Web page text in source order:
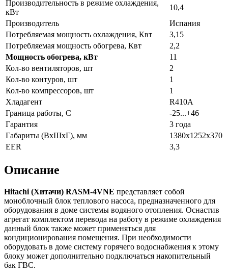
Производительность в режиме охлаждения,
кВт
10,4
Производитель
Испания
Потребляемая мощность охлаждения, Квт
3,15
Потребляемая мощность обогрева, Квт
2,2
Мощность обогрева, кВт
11
Кол-во вентиляторов, шт
2
Кол-во контуров, шт
1
Кол-во компрессоров, шт
1
Хладагент
R410A
Граница работы, С
-25...+46
Гарантия
3 года
Габариты (ВхШхГ), мм
1380х1252х370
EER
3,3
Описание
Hitachi (Хитачи) RASM-4VNE представляет собой
моноблочный блок теплового насоса, предназначенного для
оборудования в доме системы водяного отопления. Оснастив
агрегат комплектом перевода на работу в режиме охлаждения
данный блок также может применяться для
кондиционирования помещения. При необходимости
оборудовать в доме систему горячего водоснабжения к этому
блоку может дополнительно подключаться накопительный
бак ГВС.